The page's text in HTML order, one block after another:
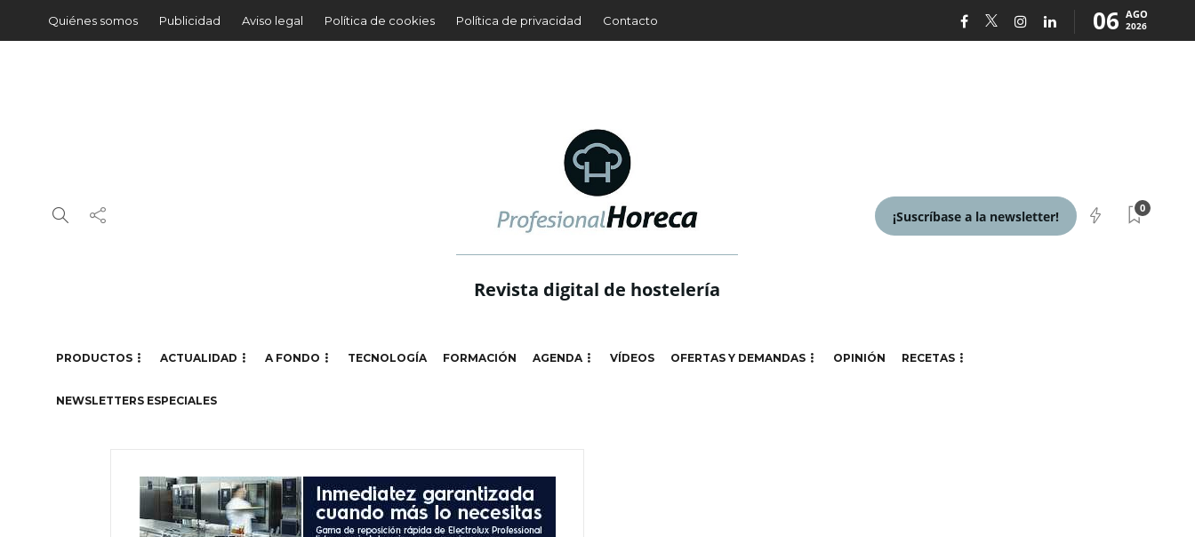
Quiénes somos Publicidad Aviso legal Política de cookies Política de privacidad Contacto 06 AGO
2026
Revista digital de hostelería
¡Suscríbase a la newsletter!
0
PRODUCTOS ACTUALIDAD A FONDO TECNOLOGÍA FORMACIÓN AGENDA VÍDEOS OFERTAS Y DEMANDAS OPINIÓN RECETAS
NEWSLETTERS ESPECIALES